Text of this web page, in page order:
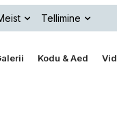
Tellimine
Kodu & Aed